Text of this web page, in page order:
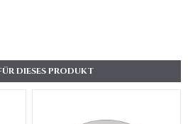
DIESES PRODUKT